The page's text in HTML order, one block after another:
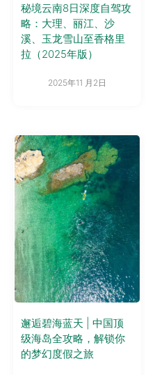
秘境云南8日深度自驾攻
略：大理、丽江、沙
溪、玉龙雪山至香格里
拉（2025年版）
2025年11 月2日
邂逅碧海蓝天 | 中国顶
级海岛全攻略，解锁你
的梦幻度假之旅